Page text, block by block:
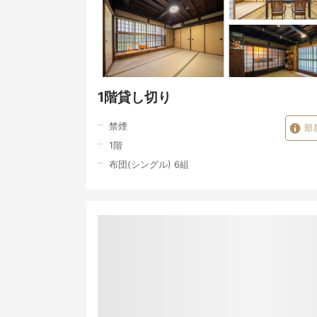
1階貸し切り
禁煙
1階
布団(シングル) 6組
部